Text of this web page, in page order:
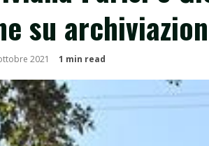
su
2021 1 min read